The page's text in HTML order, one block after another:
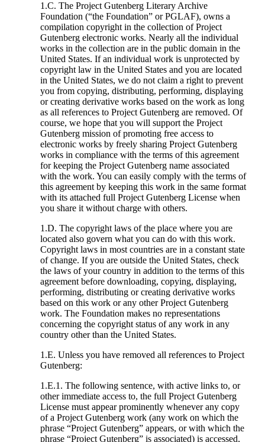
1.C. The Project Gutenberg Literary Archive
Foundation (“the Foundation” or PGLAF), owns a
compilation copyright in the collection of Project
Gutenberg electronic works. Nearly all the individual
works in the collection are in the public domain in the
United States. If an individual work is unprotected by
copyright law in the United States and you are located
in the United States, we do not claim a right to prevent
you from copying, distributing, performing, displaying
or creating derivative works based on the work as long
as all references to Project Gutenberg are removed. Of
course, we hope that you will support the Project
Gutenberg mission of promoting free access to
electronic works by freely sharing Project Gutenberg
works in compliance with the terms of this agreement
for keeping the Project Gutenberg name associated
with the work. You can easily comply with the terms of
this agreement by keeping this work in the same format
with its attached full Project Gutenberg License when
you share it without charge with others.
1.D. The copyright laws of the place where you are
located also govern what you can do with this work.
Copyright laws in most countries are in a constant state
of change. If you are outside the United States, check
the laws of your country in addition to the terms of this
agreement before downloading, copying, displaying,
performing, distributing or creating derivative works
based on this work or any other Project Gutenberg
work. The Foundation makes no representations
concerning the copyright status of any work in any
country other than the United States.
1.E. Unless you have removed all references to Project
Gutenberg:
1.E.1. The following sentence, with active links to, or
other immediate access to, the full Project Gutenberg
License must appear prominently whenever any copy
of a Project Gutenberg work (any work on which the
phrase “Project Gutenberg” appears, or with which the
phrase “Project Gutenberg” is associated) is accessed,